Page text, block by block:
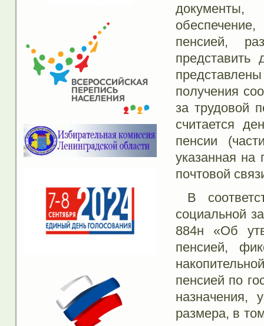
пенсией,
представить
получения
за трудовой
считается
пенсии
указанная на
почтовой
В
социальной
884н «Об
пенсией,
пенсией по
назначения,
размера, в